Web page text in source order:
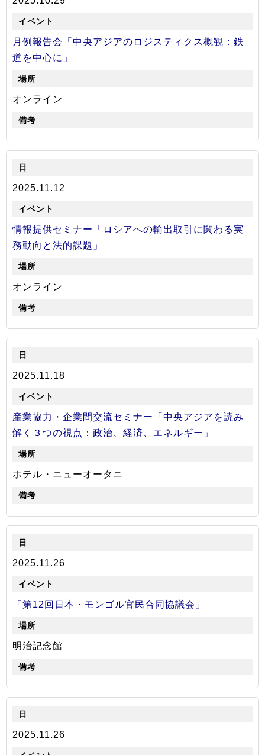
月例報告会「中央アジアのロジスティクス概観：鉄
道を中心に」
オンライン
2025.11.12
情報提供セミナー「ロシアへの輸出取引に関わる実
務動向と法的課題」
オンライン
2025.11.18
産業協力・企業間交流セミナー「中央アジアを読み
解く３つの視点：政治、経済、エネルギー」
ホテル・ニューオータニ
2025.11.26
「第12回日本・モンゴル官民合同協議会」
明治記念館
2025.11.26